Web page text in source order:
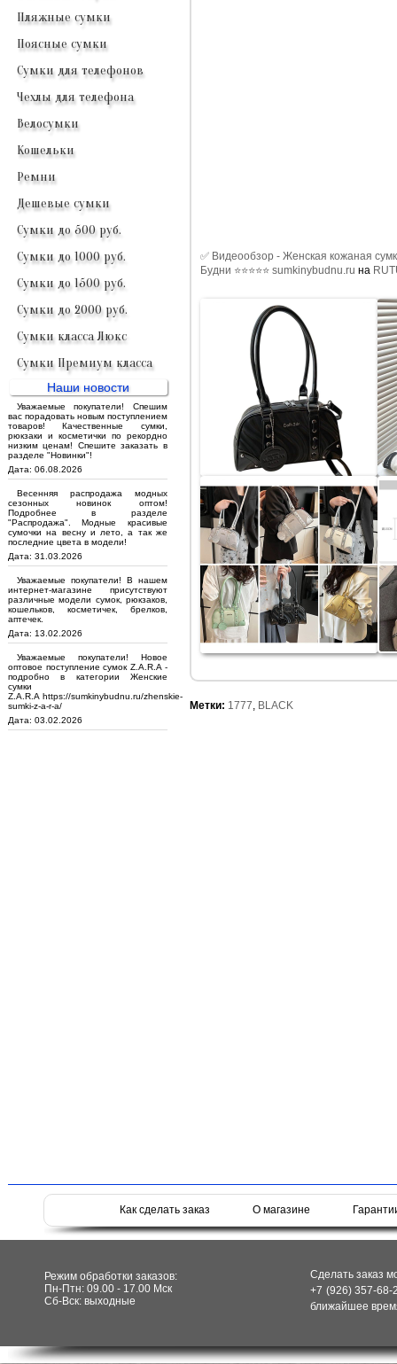
Пляжные сумки
Поясные сумки
Сумки для телефонов
Чехлы для телефона
Велосумки
Кошельки
Ремни
Дешевые сумки
Сумки до 500 руб.
Сумки до 1000 руб.
Сумки до 1500 руб.
Сумки до 2000 руб.
Сумки класса Люкс
Сумки Премиум класса
Наши новости
Уважаемые покупатели! Спешим
вас порадовать новым поступлением
товаров! Качественные сумки,
рюкзаки и косметички по рекордно
низким ценам! Спешите заказать в
разделе "Новинки"!
Дата: 06.08.2026
Весенняя распродажа модных
сезонных новинок оптом!
Подробнее в разделе
"Распродажа". Модные красивые
сумочки на весну и лето, а так же
последние цвета в модели!
Дата: 31.03.2026
Уважаемые покупатели! В нашем
интернет-магазине присутствуют
различные модели сумок, рюкзаков,
кошельков, косметичек, брелков,
аптечек.
Дата: 13.02.2026
Уважаемые покупатели! Новое
оптовое поступление сумок Z.A.R.A -
подробно в категории Женские
сумки
Z.A.R.A https://sumkinybudnu.ru/zhenskie-
sumki-z-a-r-a/
Дата: 03.02.2026
✅ Видеообзор - Женская кожаная
Будни ⭐⭐⭐⭐⭐ sumkinybudnu.ru на
Метки: 1777 BLACK
Как сделать заказ О магазине
Режим обработки заказов:
Пн-Птн: 09.00 - 17.00 Мск
Сб-Вск: выходные
Сделать заказ
+7 (926) 357-
ближайшее